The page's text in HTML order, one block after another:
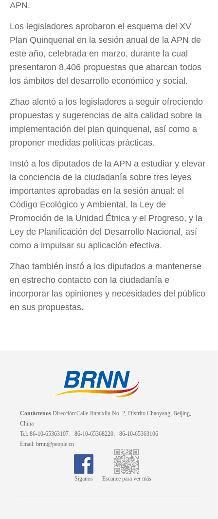
APN.
Los legisladores aprobaron el esquema del XV
Plan Quinquenal en la sesión anual de la APN de
este año, celebrada en marzo, durante la cual
presentaron 8.406 propuestas que abarcan todos
los ámbitos del desarrollo económico y social.
Zhao alentó a los legisladores a seguir ofreciendo
propuestas y sugerencias de alta calidad sobre la
implementación del plan quinquenal, así como a
proponer medidas políticas prácticas.
Instó a los diputados de la APN a estudiar y elevar
la conciencia de la ciudadanía sobre tres leyes
importantes aprobadas en la sesión anual: el
Código Ecológico y Ambiental, la Ley de
Promoción de la Unidad Étnica y el Progreso, y la
Ley de Planificación del Desarrollo Nacional, así
como a impulsar su aplicación efectiva.
Zhao también instó a los diputados a mantenerse
en estrecho contacto con la ciudadanía e
incorporar las opiniones y necesidades del público
en sus propuestas.
Contáctenos Dirección:Calle Jintaixilu No. 2, Distrito Chaoyang, Beijing,
China
Tel: 86-10-65363107、86-10-65368220、86-10-65363106
Email: brnn@people.cn
Síganos Escanee para ver más